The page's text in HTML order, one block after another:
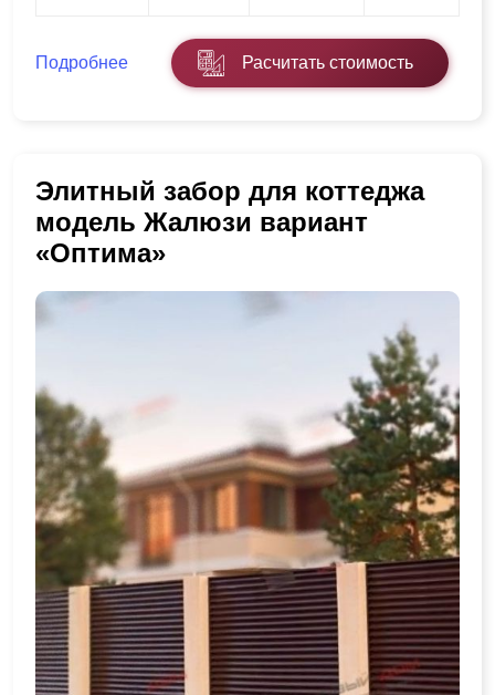
Подробнее Расчитать стоимость
Элитный забор для коттеджа
модель Жалюзи вариант
«Оптима»